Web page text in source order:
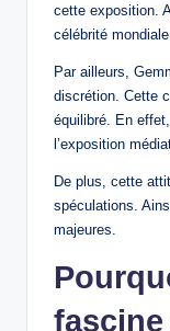
cette exposition.
célébrité mondiale.
Par ailleurs,
discrétion. Cette
équilibré. En
l’exposition
De plus, cette
spéculations.
majeures.